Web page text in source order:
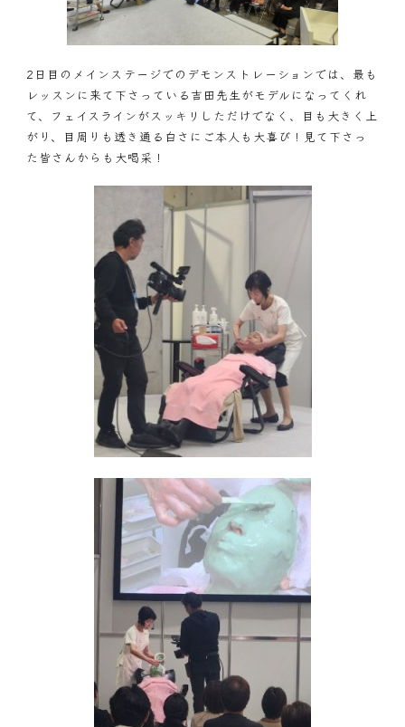
2日目のメインステージでのデモンストレーションでは、最も
レッスンに来て下さっている吉田先生がモデルになってくれ
て、フェイスラインがスッキリしただけでなく、目も大きく上
がり、目周りも透き通る白さにご本人も大喜び！見て下さっ
た皆さんからも大喝采！